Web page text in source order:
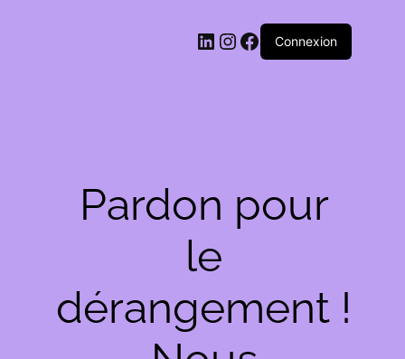
LinkedIn
Instagram
Facebook
Connexion
Pardon pour
le
dérangement !